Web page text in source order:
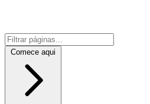
Comece aqui